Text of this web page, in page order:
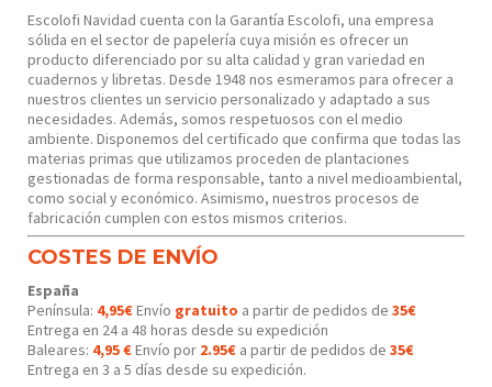
Escolofi Navidad cuenta con la Garantía Escolofi, una empresa
sólida en el sector de papelería cuya misión es ofrecer un
producto diferenciado por su alta calidad y gran variedad en
cuadernos y libretas. Desde 1948 nos esmeramos para ofrecer a
nuestros clientes un servicio personalizado y adaptado a sus
necesidades. Además, somos respetuosos con el medio
ambiente. Disponemos del certificado que confirma que todas las
materias primas que utilizamos proceden de plantaciones
gestionadas de forma responsable, tanto a nivel medioambiental,
como social y económico. Asimismo, nuestros procesos de
fabricación cumplen con estos mismos criterios.
COSTES DE ENVÍO
España
Península: 4,95€Envío gratuito a partir de pedidos de 35€
Entrega en 24 a 48 horas desde su expedición
Baleares: 4,95 €Envío por 2.95€ a partir de pedidos de 35€
Entrega en 3 a 5 días desde su expedición.